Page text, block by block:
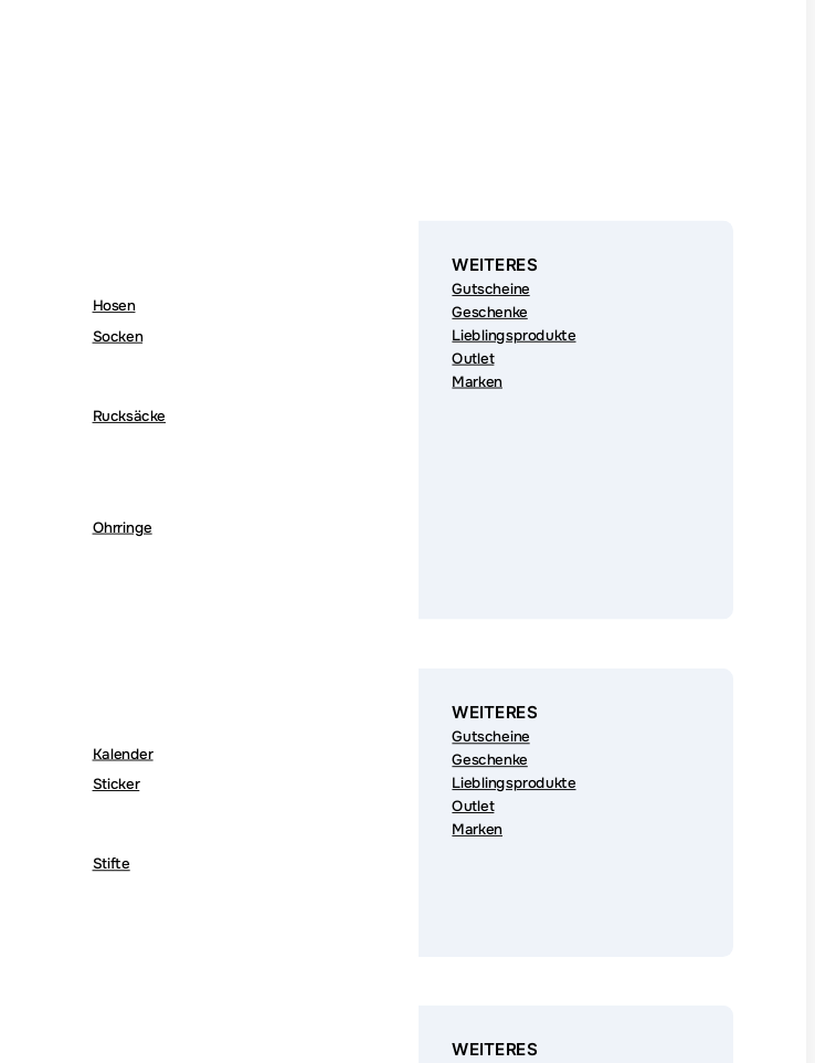
Hosen
Socken
Rucksäcke
Ohrringe
WEITERES
Gutscheine
Geschenke
Lieblingsprodukte
Outlet
Marken
Kalender
Sticker
Stifte
WEITERES
Gutscheine
Geschenke
Lieblingsprodukte
Outlet
Marken
WEITERES